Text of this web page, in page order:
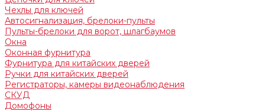
Чехлы для ключей
Автосигнализация, брелоки-пульты
Пульты-брелоки для ворот, шлагбаумов
Окна
Оконная фурнитура
Фурнитура для китайских дверей
Ручки для китайских дверей
Регистраторы, камеры видеонаблюдения
СКУД
Домофоны